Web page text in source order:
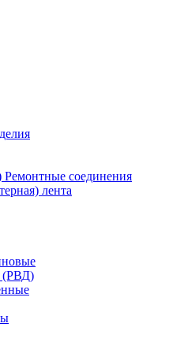
соединения
лента
(РВД)